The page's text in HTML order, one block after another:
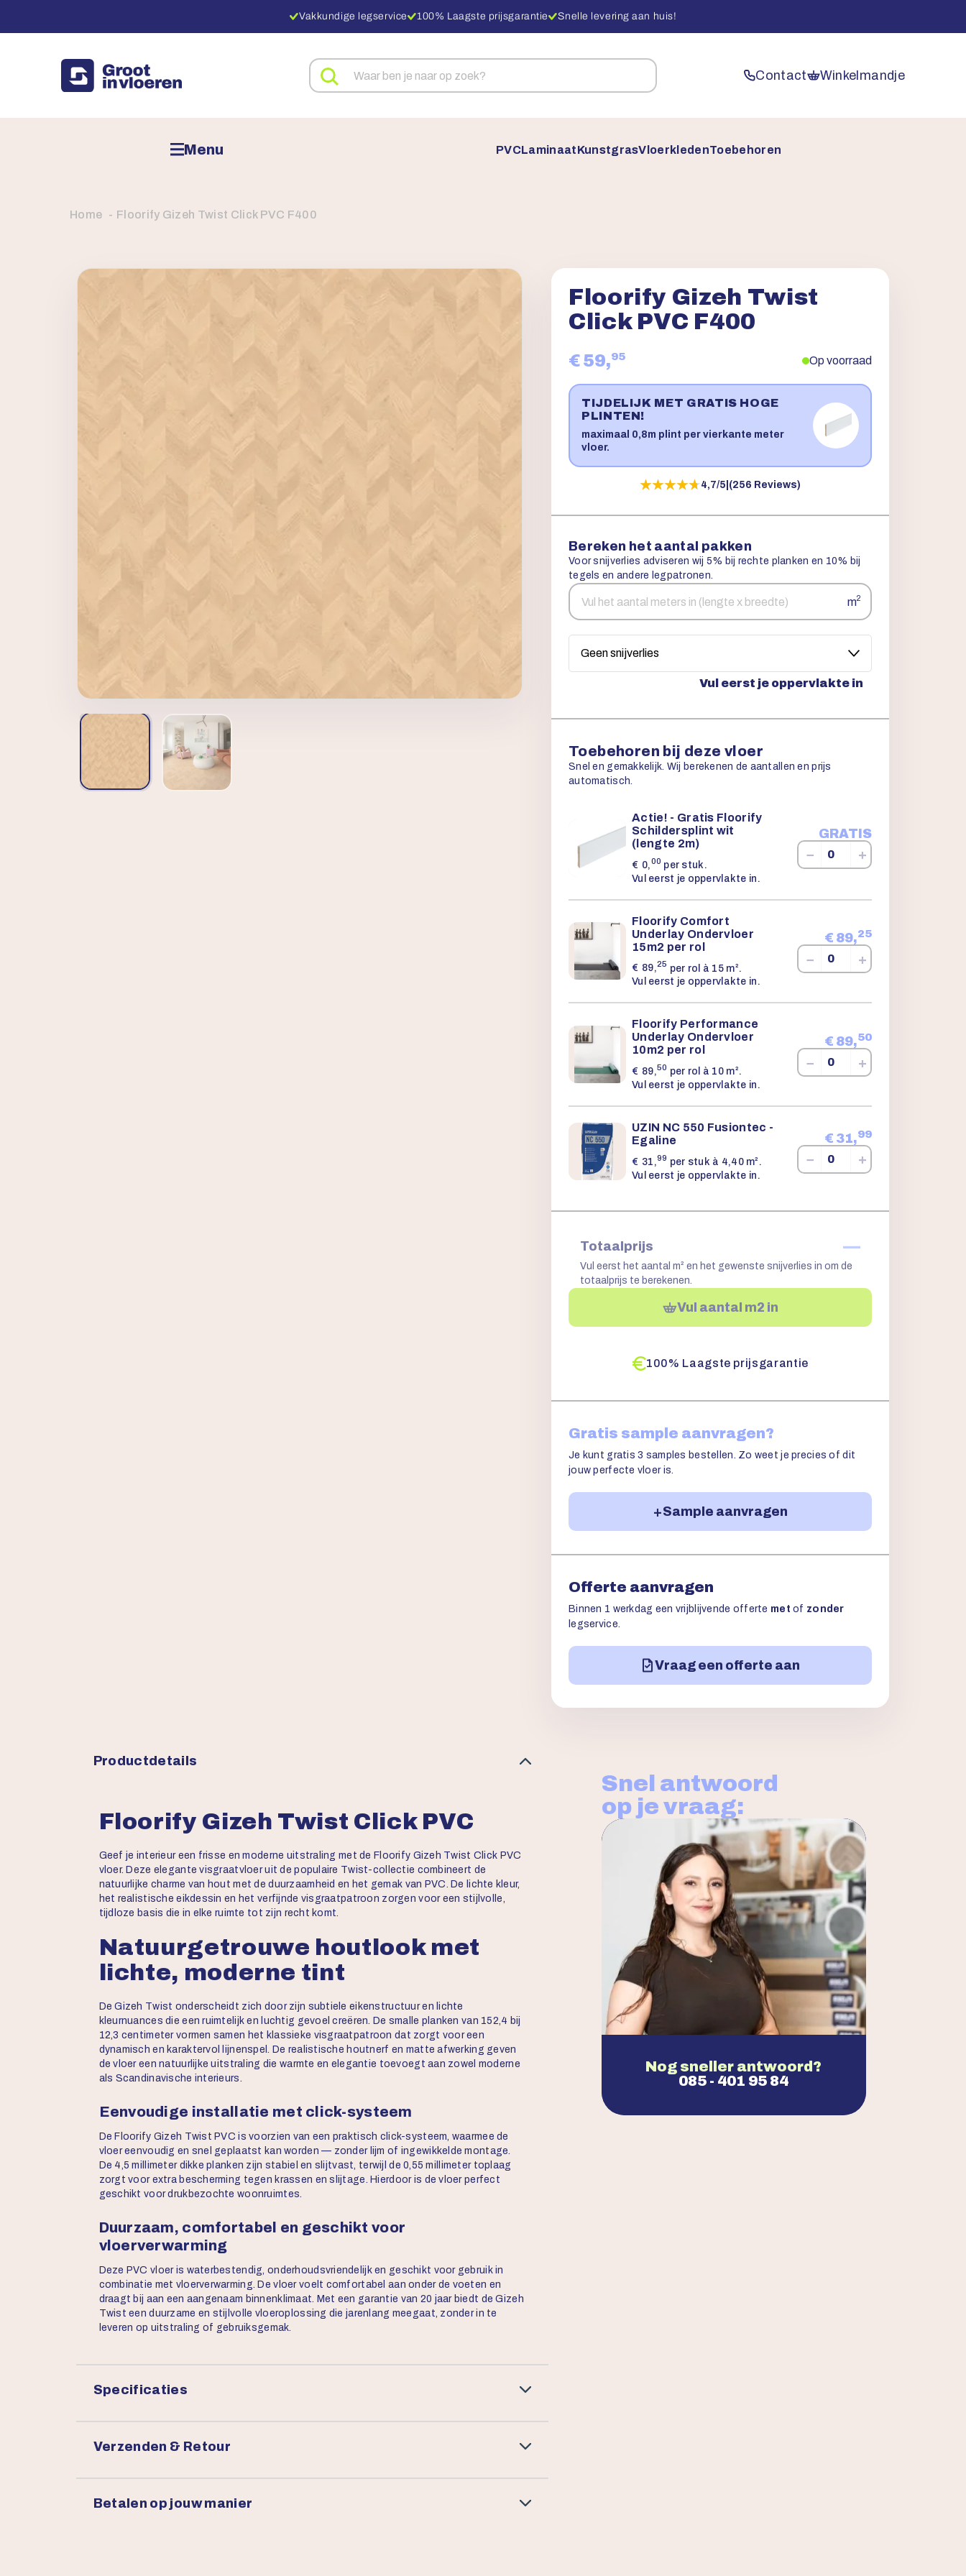
Vakkundige legservice 100% Laagste prijsgarantie Snelle levering aan huis!
Zoeken
naar
Contact Winkelmandje
Menu PVCLaminaatKunstgrasVloerkledenToebehoren
Home Floorify Gizeh Twist Click PVC F400
Floorify Gizeh Twist
Click PVC F400
€ 59,95 Op voorraad
TIJDELIJK MET GRATIS HOGE
PLINTEN!
maximaal 0,8m plint per vierkante meter
vloer.
★★★★★
★★★★★4,7/5 (256 Reviews)
Bereken het aantal pakken
Voor snijverlies adviseren wij 5% bij rechte planken en 10% bij
tegels en andere legpatronen.
Aantal
vierkante
m2
Snijverlies
Vul eerst je oppervlakte in
Toebehoren bij deze vloer
Snel en gemakkelijk. Wij berekenen de aantallen en prijs
automatisch.
Actie! - Gratis Floorify
Schildersplint wit
(lengte 2m)
€ 0,00 per stuk.
Vul eerst je oppervlakte in.
GRATIS
− +
Floorify Comfort
Underlay Ondervloer
15m2 per rol
€ 89,25 per rol à 15 m².
Vul eerst je oppervlakte in.
€ 89,25
− +
Floorify Performance
Underlay Ondervloer
10m2 per rol
€ 89,50 per rol à 10 m².
Vul eerst je oppervlakte in.
€ 89,50
− +
UZIN NC 550 Fusiontec -
Egaline
€ 31,99 per stuk à 4,40 m².
Vul eerst je oppervlakte in.
€ 31,99
− +
Totaalprijs —
Vul eerst het aantal m² en het gewenste snijverlies in om de
totaalprijs te berekenen.
Vul aantal m2 in
100% Laagste prijsgarantie
Gratis sample aanvragen?
Je kunt gratis 3 samples bestellen. Zo weet je precies of dit
jouw perfecte vloer is.
Sample aanvragen
Offerte aanvragen
Binnen 1 werkdag een vrijblijvende offerte met of zonder
legservice.
Vraag een offerte aan
Productdetails
Floorify Gizeh Twist Click PVC
Geef je interieur een frisse en moderne uitstraling met de Floorify Gizeh Twist Click PVC
vloer. Deze elegante visgraatvloer uit de populaire Twist-collectie combineert de
natuurlijke charme van hout met de duurzaamheid en het gemak van PVC. De lichte kleur,
het realistische eikdessin en het verfijnde visgraatpatroon zorgen voor een stijlvolle,
tijdloze basis die in elke ruimte tot zijn recht komt.
Natuurgetrouwe houtlook met
lichte, moderne tint
De Gizeh Twist onderscheidt zich door zijn subtiele eikenstructuur en lichte
kleurnuances die een ruimtelijk en luchtig gevoel creëren. De smalle planken van 152,4 bij
12,3 centimeter vormen samen het klassieke visgraatpatroon dat zorgt voor een
dynamisch en karaktervol lijnenspel. De realistische houtnerf en matte afwerking geven
de vloer een natuurlijke uitstraling die warmte en elegantie toevoegt aan zowel moderne
als Scandinavische interieurs.
Eenvoudige installatie met click-systeem
De Floorify Gizeh Twist PVC is voorzien van een praktisch click-systeem, waarmee de
vloer eenvoudig en snel geplaatst kan worden — zonder lijm of ingewikkelde montage.
De 4,5 millimeter dikke planken zijn stabiel en slijtvast, terwijl de 0,55 millimeter toplaag
zorgt voor extra bescherming tegen krassen en slijtage. Hierdoor is de vloer perfect
geschikt voor drukbezochte woonruimtes.
Duurzaam, comfortabel en geschikt voor
vloerverwarming
Deze PVC vloer is waterbestendig, onderhoudsvriendelijk en geschikt voor gebruik in
combinatie met vloerverwarming. De vloer voelt comfortabel aan onder de voeten en
draagt bij aan een aangenaam binnenklimaat. Met een garantie van 20 jaar biedt de Gizeh
Twist een duurzame en stijlvolle vloeroplossing die jarenlang meegaat, zonder in te
leveren op uitstraling of gebruiksgemak.
Specificaties
Verzenden & Retour
Betalen op jouw manier
Snel antwoord
op je vraag:
Nog sneller antwoord?
085 - 401 95 84